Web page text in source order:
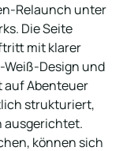
Relaunch unter
Die Seite
mit klarer
Design und
auf Abenteuer
strukturiert,
ausgerichtet.
können sich